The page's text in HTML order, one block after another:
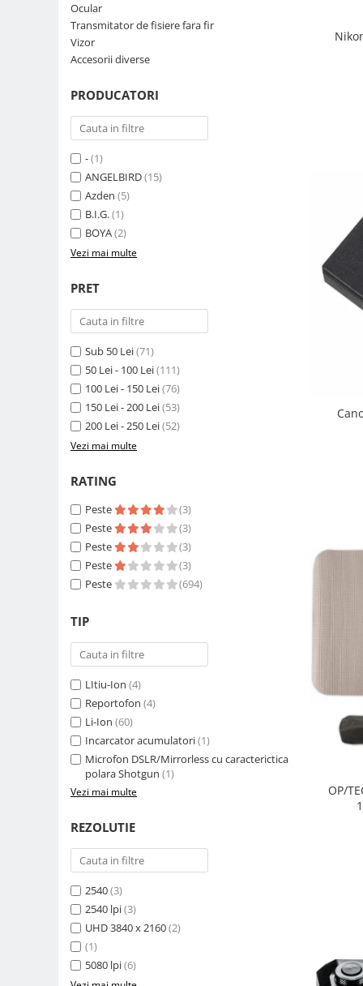
Inele Macro
Accesorii filtre
Inele reductii obiective
Curatare si intretinere
Blitz-uri externe
Blitz-uri TTL - Dedicate
Blitz-uri circulare (Macro)
Adaptoare stativ port umbrela si
Comander TTL
Cabluri TTL
Cabluri si Patine Sincron
Alimentare auxiliara blitz
Bounce-uri, Softbox-uri
Ring-Flash Adaptor
Bracket-uri si suporti
Huse protectie blitz extern
Huse protectie filtre gel
Carduri memorie, Cititoare
Carduri memorie
Cititoare carduri
Huse protectie card memorie
Telecomenzi
LCD protectie
Recordere audio digitale
Acumulatori si baterii
Acumulatori Foto
Acumulatori AA/AAA (R6/R3)) si
incarcatoare
Incarcatoare acumulatori Foto-
Huse protectie acumulatori foto
Tablete grafice
Ocular
Transmitator de fisiere fara fir
Vizor
Accesorii diverse
PRODUCATORI
-(1)
ANGELBIRD(15)
Azden (5)
B.I.G.(1)
BOYA(2)
Vezi mai multe
PRET
Sub 50 Lei(71)
50 Lei - 100 Lei(111)
100 Lei - 150 Lei(76)
150 Lei - 200 Lei(53)
200 Lei - 250 Lei(52)
Vezi mai multe
RATING
Peste
(3)
Peste
(3)
Peste
(3)
Peste
(3)
Peste
(694)
TIP
LItiu-Ion (4)
Reportofon (4)
Li-Ion (60)
Incarcator acumulatori(1)
Microfon DSLR/Mirrorless cu caracterictica
polara Shotgun (1)
Vezi mai multe
REZOLUTIE
2540(3)
2540 lpi(3)
UHD 3840 x 2160(2)
(1)
5080 lpi(6)
OP/